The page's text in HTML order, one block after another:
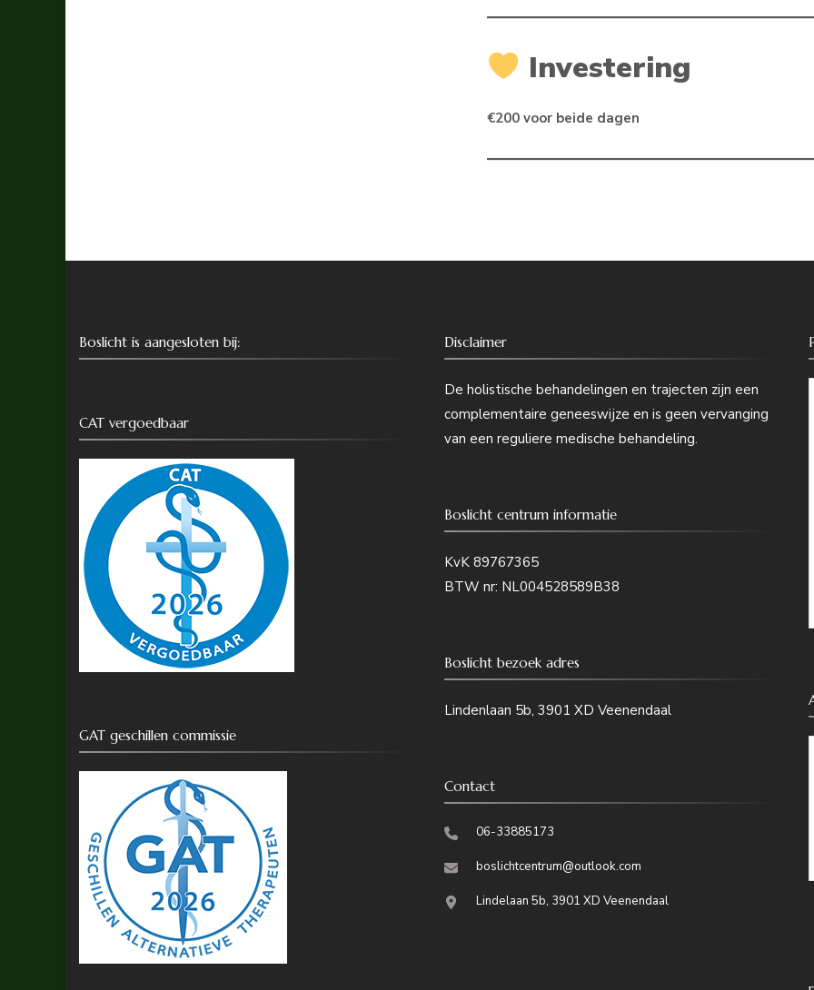
Investering
€200 voor beide dagen
Boslicht is aangesloten bij:
CAT vergoedbaar
GAT geschillen commissie
Disclaimer
De holistische behandelingen en trajecten zijn een
complementaire geneeswijze en is geen vervanging
van een reguliere medische behandeling.
Boslicht centrum informatie
KvK 89767365
BTW nr: NL004528589B38
Boslicht bezoek adres
Lindenlaan 5b, 3901 XD Veenendaal
Contact
06-33885173
boslichtcentrum@outlook.com
Lindelaan 5b, 3901 XD Veenendaal